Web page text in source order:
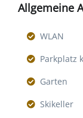
Allgemeine
WLAN
Parkplatz
Garten
Skikeller